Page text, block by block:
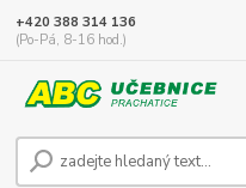
+420 388 314 136
(Po-Pá, 8-16 hod.)